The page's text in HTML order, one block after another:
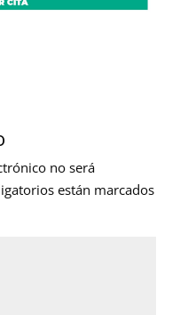
no será
están marcados